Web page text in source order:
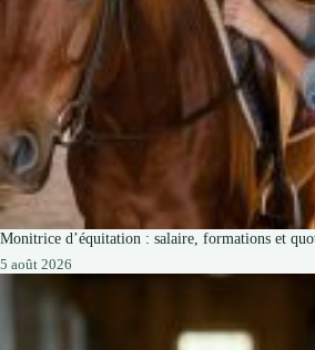
Monitrice d’équitation : salaire, formations et
5 août 2026